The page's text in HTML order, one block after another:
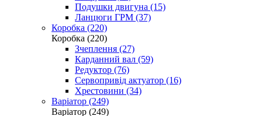
Подушки двигуна (15)
Ланцюги ГРМ (37)
Коробка (220)
Коробка (220)
Зчеплення (27)
Карданний вал (59)
Редуктор (76)
Сервопривід актуатор (16)
Хрестовини (34)
Варіатор (249)
Варіатор (249)